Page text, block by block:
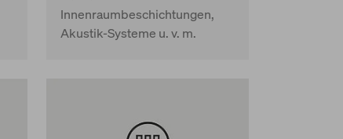
Innenraumbeschichtungen,
Akustik-Systeme u. v. m.